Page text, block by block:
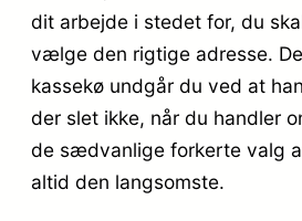
dit arbejde i stedet for, du
vælge den rigtige adresse.
kassekø undgår du ved at
der slet ikke, når du handler
de sædvanlige forkerte valg
altid den langsomste.